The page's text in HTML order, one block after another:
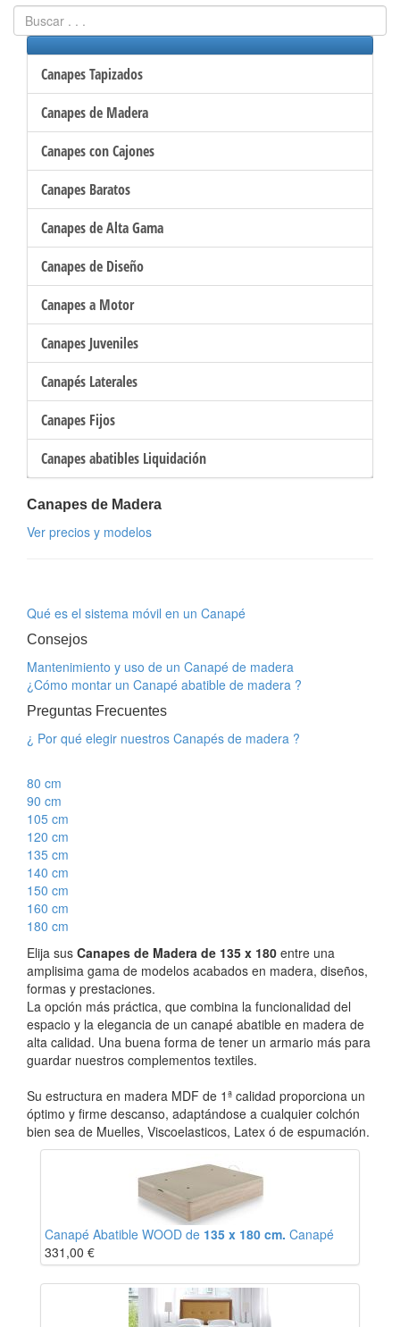
Canapes Tapizados
Canapes de Madera
Canapes con Cajones
Canapes Baratos
Canapes de Alta Gama
Canapes de Diseño
Canapes a Motor
Canapes Juveniles
Canapés Laterales
Canapes Fijos
Canapes abatibles Liquidación
Canapes de Madera
Ver precios y modelos
Qué es el sistema móvil en un Canapé
Consejos
Mantenimiento y uso de un Canapé de madera
¿Cómo montar un Canapé abatible de madera ?
Preguntas Frecuentes
¿ Por qué elegir nuestros Canapés de madera ?
80 cm
90 cm
105 cm
120 cm
135 cm
140 cm
150 cm
160 cm
180 cm
Elija sus Canapes de Madera de 135 x 180 entre una
amplisima gama de modelos acabados en madera, diseños,
formas y prestaciones.
La opción más práctica, que combina la funcionalidad del
espacio y la elegancia de un canapé abatible en madera de
alta calidad. Una buena forma de tener un armario más para
guardar nuestros complementos textiles.
Su estructura en madera MDF de 1ª calidad proporciona un
óptimo y firme descanso, adaptándose a cualquier colchón
bien sea de Muelles, Viscoelasticos, Latex ó de espumación.
Canapé Abatible WOOD de 135 x 180 cm. Canapé
331,00 €